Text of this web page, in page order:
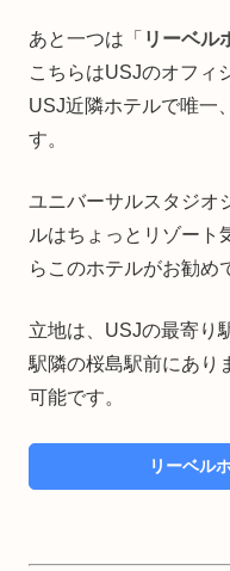
あと一つは「 リーベル
こちらはUSJのオフィ
USJ近隣ホテルで唯一
す。
ユニバーサルスタジオ
ルはちょっとリゾート
らこのホテルがお勧め
立地は、USJの最寄り
駅隣の桜島駅前にあり
可能です。
リーベル